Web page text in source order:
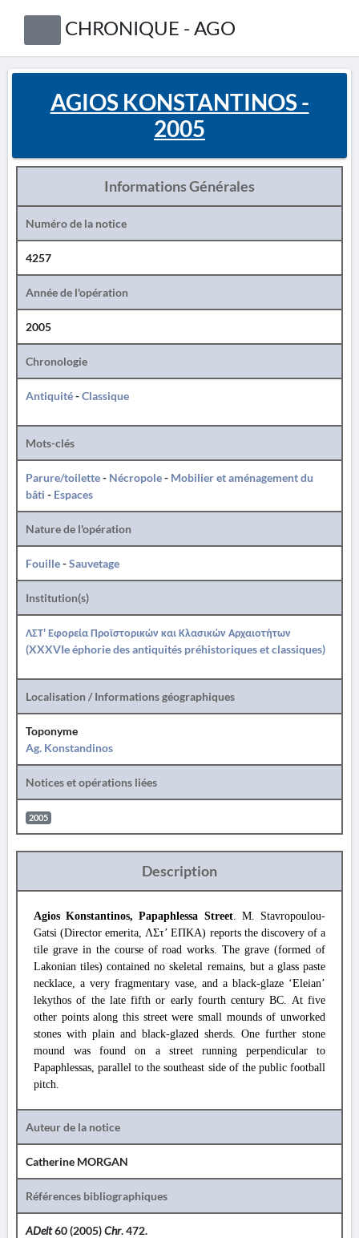
CHRONIQUE - AGO
AGIOS KONSTANTINOS -
2005
Informations Générales
Numéro de la notice
4257
Année de l'opération
2005
Chronologie
Antiquité-Classique
Mots-clés
Parure/toilette- Nécropole- Mobilier et aménagement du
bâti - Espaces
Nature de l'opération
Fouille-Sauvetage
Institution(s)
ΛΣΤ' Εφορεία Προϊστορικών και Κλασικών Αρχαιοτήτων
(XXXVIe éphorie des antiquités préhistoriques et classiques)
Localisation / Informations géographiques
Toponyme
Ag. Konstandinos
Notices et opérations liées
2005
Description
Agios Konstantinos, Papaphlessa Street. M. Stavropoulou-
Gatsi (Director emerita, ΛΣτ’ ΕΠΚΑ) reports the discovery of a
tile grave in the course of road works. The grave (formed of
Lakonian tiles) contained no skeletal remains, but a glass paste
necklace, a very fragmentary vase, and a black-glaze ‘Eleian’
lekythos of the late fifth or early fourth century BC. At five
other points along this street were small mounds of unworked
stones with plain and black-glazed sherds. One further stone
mound was found on a street running perpendicular to
Papaphlessas, parallel to the southeast side of the public football
pitch.
Auteur de la notice
Catherine MORGAN
Références bibliographiques
ADelt60 (2005)Chr. 472.